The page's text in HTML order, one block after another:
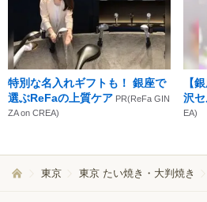
特別な名入れギフトも！ 銀座で
選ぶReFaの上質ケア PR(ReFa GIN
ZA on CREA)
【
沢
EA)
東京 東京 たい焼き・大判焼き